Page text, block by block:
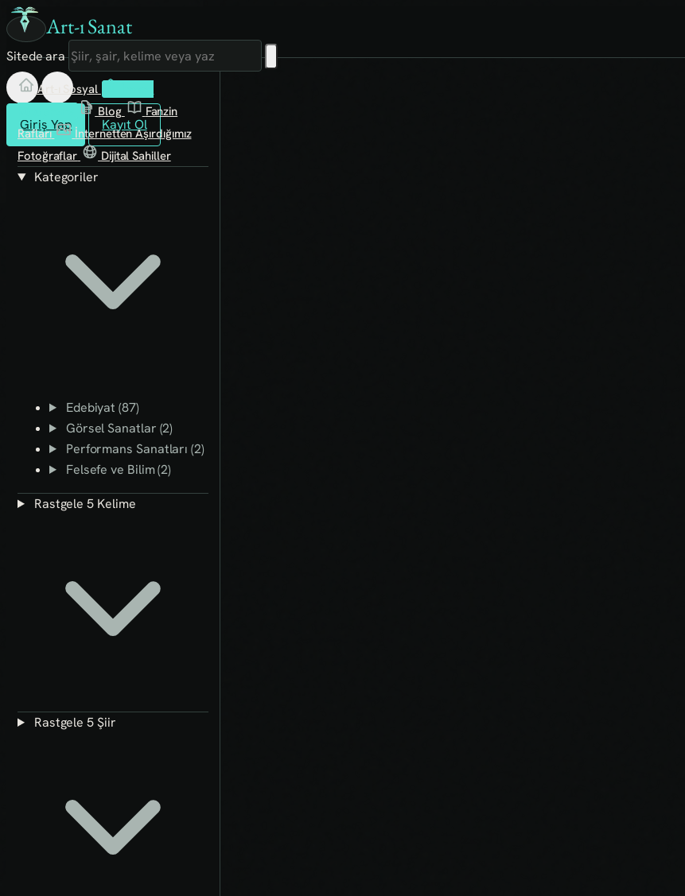
Art-ı Sanat
Sitede ara
Giriş Yap Kayıt Ol
Art-ı Sosyal
Blog
Fanzin
Rafları
İnternetten Aşırdığımız
Fotoğraflar
Dijital Sahiller
Kategoriler
Edebiyat (87)
Görsel Sanatlar (2)
Performans Sanatları (2)
Felsefe ve Bilim (2)
Rastgele 5 Kelime
Rastgele 5 Şiir